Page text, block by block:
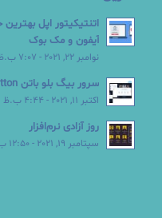
آیفون و مک بوک
نوامبر 22, 2021 - 7:07 ب.ظ
سرور بیگ بلو باتن BigBlueButton
اکتبر 11, 2021 - 4:44 ب.ظ
روز آزادی نرم‌افزار
سپتامبر 19, 2021 - 12:50 ب.ظ